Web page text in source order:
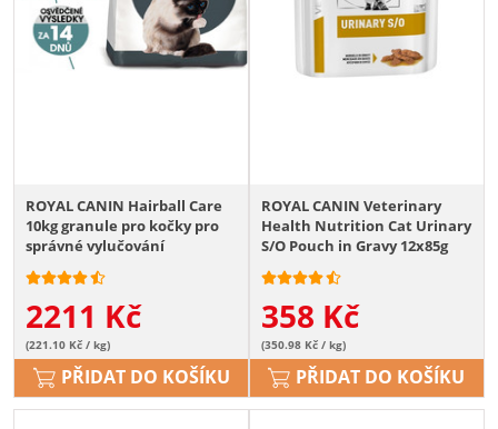
ROYAL CANIN Hairball Care
10kg granule pro kočky pro
správné vylučování
2211 Kč
(221.10 Kč / kg)
PŘIDAT DO KOŠÍKU
ROYAL CANIN Veterinary
Health Nutrition Cat Urinary
S/O Pouch in Gravy 12x85g
358 Kč
(350.98 Kč / kg)
PŘIDAT DO KOŠÍKU